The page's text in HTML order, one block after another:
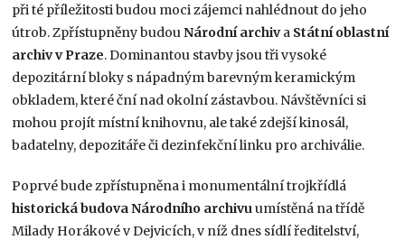
při té příležitosti budou moci zájemci nahlédnout do jeho
útrob. Zpřístupněny budouNárodní archiva Státní oblastní
archiv v Praze. Dominantou stavby jsou tři vysoké
depozitární bloky s nápadným barevným keramickým
obkladem, které ční nad okolní zástavbou. Návštěvníci si
mohou projít místní knihovnu, ale také zdejší kinosál,
badatelny, depozitáře či dezinfekční linku pro archiválie.
Poprvé bude zpřístupněna i monumentální trojkřídlá
historická budova Národního archivuumístěná na třídě
Milady Horákové v Dejvicích, v níž dnes sídlí ředitelství,